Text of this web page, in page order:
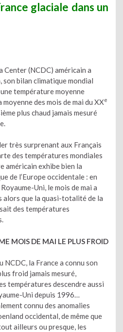
glaciale dans un
(NCDC) américain a
son bilan climatique mondial
température moyenne
des mois de mai du XXe
plus chaud jamais mesuré
très surprenant aux Français
des températures mondiales
américain exhibe bien la
de l’Europe occidentale : en
Uni, le mois de mai a
que la quasi-totalité de la
des températures
MOIS DE MAI LE PLUS FROID
NCDC, la France a connu son
froid jamais mesuré,
températures descendre aussi
Uni depuis 1996…
connu des anomalies
occidental, de même que
ailleurs ou presque, les